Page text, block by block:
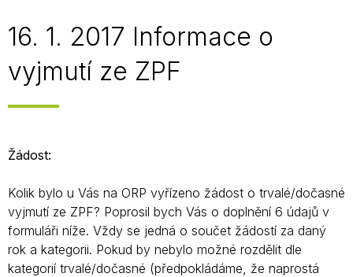
16. 1. 2017 Informace o
vyjmutí ze ZPF
Žádost:
Kolik bylo u Vás na ORP vyřízeno žádost o trvalé/dočasné
vyjmutí ze ZPF? Poprosil bych Vás o doplnění 6 údajů v
formuláři níže. Vždy se jedná o součet žádostí za daný
rok a kategorii. Pokud by nebylo možné rozdělit dle
kategorií trvalé/dočasné (předpokládáme, že naprostá